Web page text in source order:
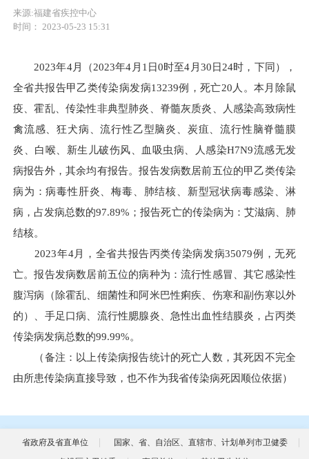
来源:福建省疾控中心
时间： 2023-05-23 15:31
2023年4月（2023年4月1日0时至4月30日24时，下同），
全省共报告甲乙类传染病发病13239例，死亡20人。本月除鼠
疫、霍乱、传染性非典型肺炎、脊髓灰质炎、人感染高致病性
禽流感、狂犬病、流行性乙型脑炎、炭疽、流行性脑脊髓膜
炎、白喉、新生儿破伤风、血吸虫病、人感染H7N9流感无发
病报告外，其余均有报告。报告发病数居前五位的甲乙类传染
病为：病毒性肝炎、梅毒、肺结核、新型冠状病毒感染、淋
病，占发病总数的97.89%；报告死亡的传染病为：艾滋病、肺
结核。
2023年4月，全省共报告丙类传染病发病35079例，无死
亡。报告发病数居前五位的病种为：流行性感冒、其它感染性
腹泻病（除霍乱、细菌性和阿米巴性痢疾、伤寒和副伤寒以外
的）、手足口病、流行性腮腺炎、急性出血性结膜炎，占丙类
传染病发病总数的99.99%。
（备注：以上传染病报告统计的死亡人数，其死因不完全
由所患传染病直接导致，也不作为我省传染病死因顺位依据）
省政府及省直单位
国家、省、自治区、直辖市、计划单列市卫健委